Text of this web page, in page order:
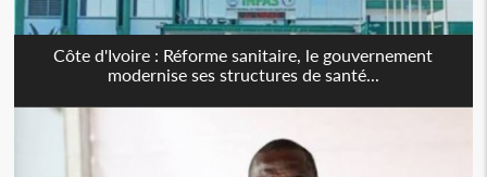
Côte d'Ivoire : Réforme sanitaire, le gouvernement
modernise ses structures de santé...